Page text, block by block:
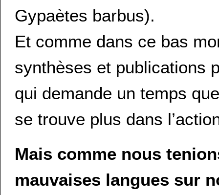
Gypaètes barbus).
Et comme dans ce bas
synthèses et publications
qui demande un temps
se trouve plus dans
Mais comme nous
mauvaises langues sur